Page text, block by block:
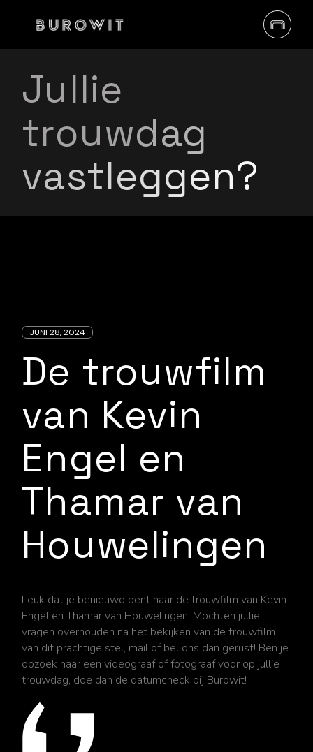
Jullie
trouwdag
vastleggen?
JUNI 28, 2024
De trouwfilm
van Kevin
Engel en
Thamar van
Houwelingen
Leuk dat je benieuwd bent naar de trouwfilm van Kevin
Engel en Thamar van Houwelingen. Mochten jullie
vragen overhouden na het bekijken van de trouwfilm
van dit prachtige stel, mail of bel ons dan gerust! Ben je
opzoek naar een videograaf of fotograaf voor op jullie
trouwdag, doe dan de datumcheck bij Burowit!